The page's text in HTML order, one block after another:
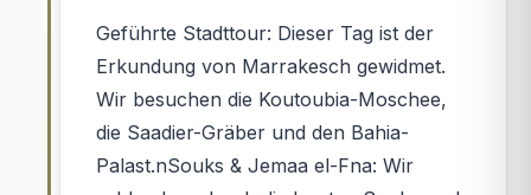
Geführte Stadttour: Dieser Tag ist der
Erkundung von Marrakesch gewidmet.
Wir besuchen die Koutoubia-Moschee,
die Saadier-Gräber und den Bahia-
Palast.nSouks & Jemaa el-Fna: Wir